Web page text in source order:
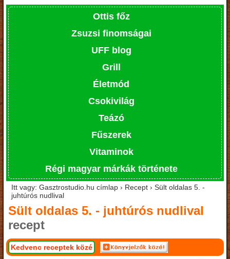
Ottis főz
Zsuzsi finomságai
UFF blog
Grill
Életmód
Csokivilág
Teázó
Fűszerek
Vitaminok
Régi magyar márkák története
Itt vagy: Gasztrostudio.hu címlap › Recept › Sült oldalas 5. -
juhtúrós nudlival
Sült oldalas 5. - juhtúrós nudlival
recept
Kedvenc receptek közé